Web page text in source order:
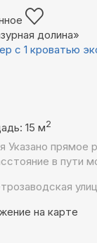
долина»
с 1 кроватью
15 м2
Указано прямое
в пути
на карте